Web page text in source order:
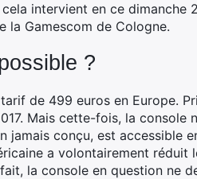
cela intervient en ce
la Gamescom de Cologne.
?
de 499 euros en Europe.
Mais cette-fois, la console
conçu, est accessible
a volontairement réduit
la console en question ne